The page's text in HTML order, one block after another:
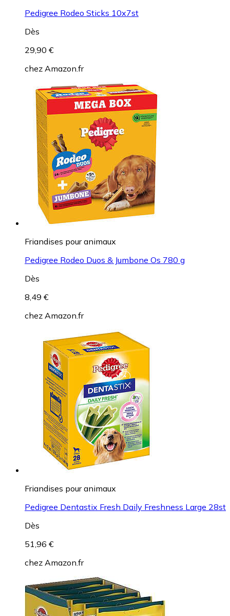
Pedigree Rodeo Sticks 10x7st
Dès
29,90 €
chez Amazon.fr
Friandises pour animaux
Pedigree Rodeo Duos & Jumbone Os 780 g
Dès
8,49 €
chez Amazon.fr
Friandises pour animaux
Pedigree Dentastix Fresh Daily Freshness Large 28st
Dès
51,96 €
chez Amazon.fr